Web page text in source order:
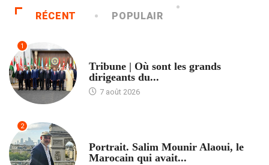
RÉCENT POPULAIR
1
Tribune | Où sont les grands
dirigeants du...
7 août 2026
2
Portrait. Salim Mounir Alaoui, le
Marocain qui avait...